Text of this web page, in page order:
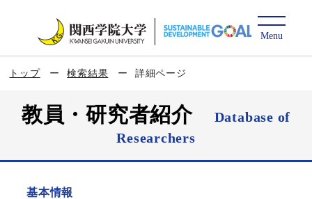
トップ 検索結果 詳細ページ
教員・研究者紹介
Database of
Researchers
基本情報